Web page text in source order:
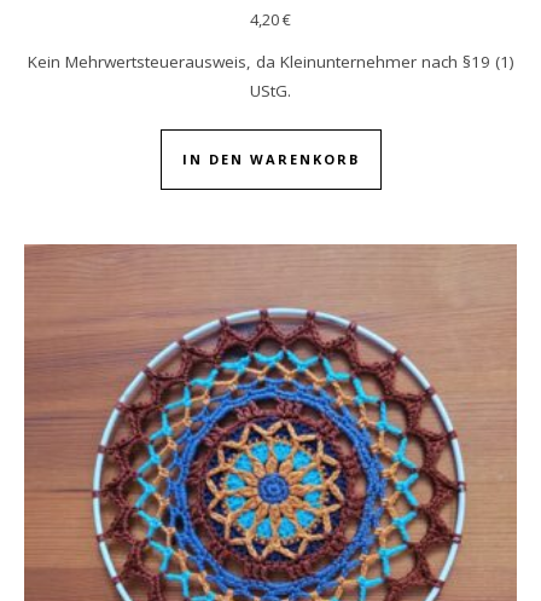
4,20€
Kein Mehrwertsteuerausweis, da Kleinunternehmer nach §19 (1)
UStG.
IN DEN WARENKORB